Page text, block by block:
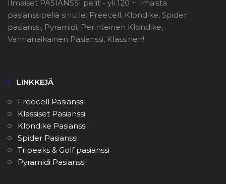
Ilmaiset PASIANSSI pelit - yli 120 + ilmaista
pasianssipeliä sinulle: Freecell, Klondike, Spider
pasianssi, Pyramidi, Perinteinen Klondike,
Vanhanaikainen Pasianssi, Klassinen!
LINKKEJÄ
Freecell Pasianssi
Klassiset Pasianssi
Klondike Pasianssi
Spider Pasianssi
Tripeaks & Golf pasianssi
Pyramidi Pasianssi